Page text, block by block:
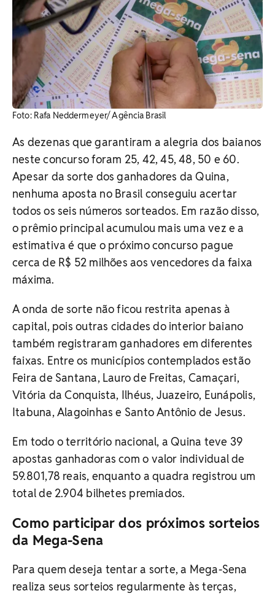
Foto: Rafa Neddermeyer/ Agência Brasil
As dezenas que garantiram a alegria dos baianos
neste concurso foram 25, 42, 45, 48, 50 e 60.
Apesar da sorte dos ganhadores da Quina,
nenhuma aposta no Brasil conseguiu acertar
todos os seis números sorteados. Em razão disso,
o prêmio principal acumulou mais uma vez e a
estimativa é que o próximo concurso pague
cerca de R$ 52 milhões aos vencedores da faixa
máxima.
A onda de sorte não ficou restrita apenas à
capital, pois outras cidades do interior baiano
também registraram ganhadores em diferentes
faixas. Entre os municípios contemplados estão
Feira de Santana, Lauro de Freitas, Camaçari,
Vitória da Conquista, Ilhéus, Juazeiro, Eunápolis,
Itabuna, Alagoinhas e Santo Antônio de Jesus.
Em todo o território nacional, a Quina teve 39
apostas ganhadoras com o valor individual de
59.801,78 reais, enquanto a quadra registrou um
total de 2.904 bilhetes premiados.
Como participar dos próximos sorteios
da Mega-Sena
Para quem deseja tentar a sorte, a Mega-Sena
realiza seus sorteios regularmente às terças,